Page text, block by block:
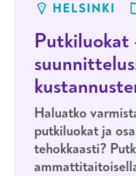
HELSINKI
Putkiluokat
Haluatko
putkiluokat ja
tehokkaasti?